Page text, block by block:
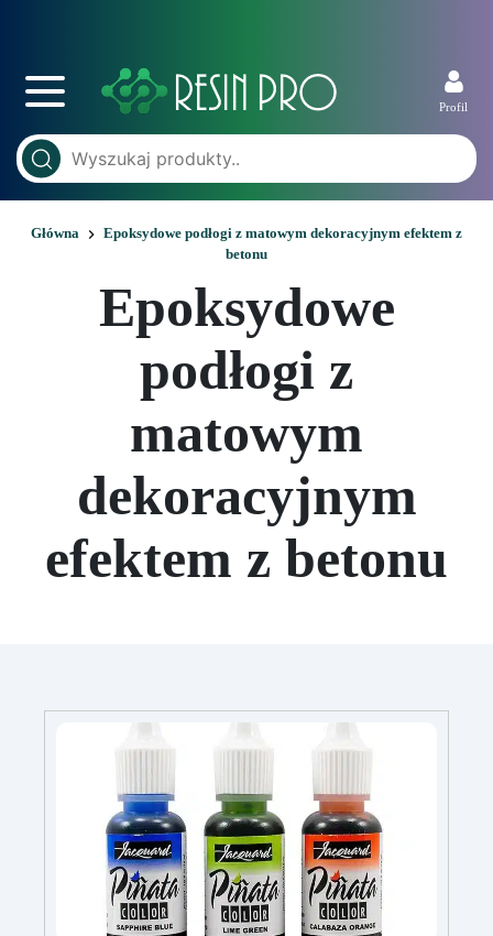
Profil
Główna
Epoksydowe podłogi z matowym dekoracyjnym efektem z
betonu
Epoksydowe
podłogi z
matowym
dekoracyjnym
efektem z betonu